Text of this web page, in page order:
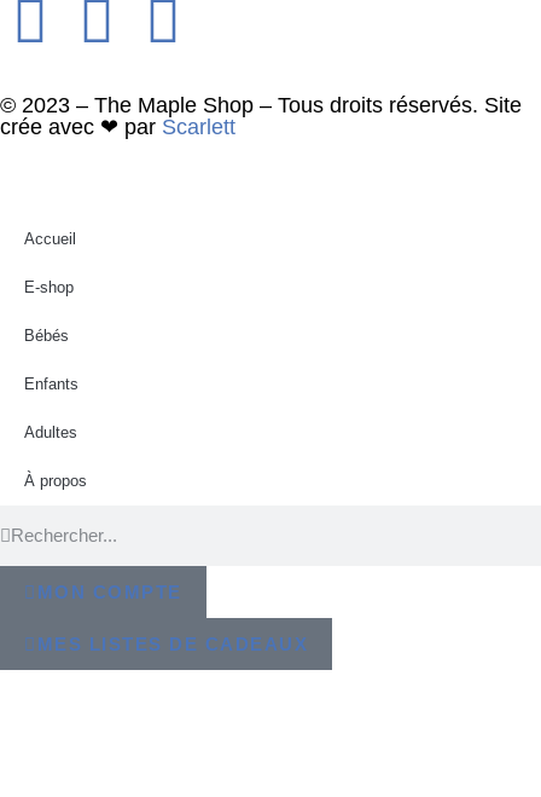
© 2023 – The Maple Shop – Tous droits réservés. Site
crée avec ❤ par Scarlett
Accueil
E-shop
Bébés
Enfants
Adultes
À propos
MON COMPTE
MES LISTES DE CADEAUX